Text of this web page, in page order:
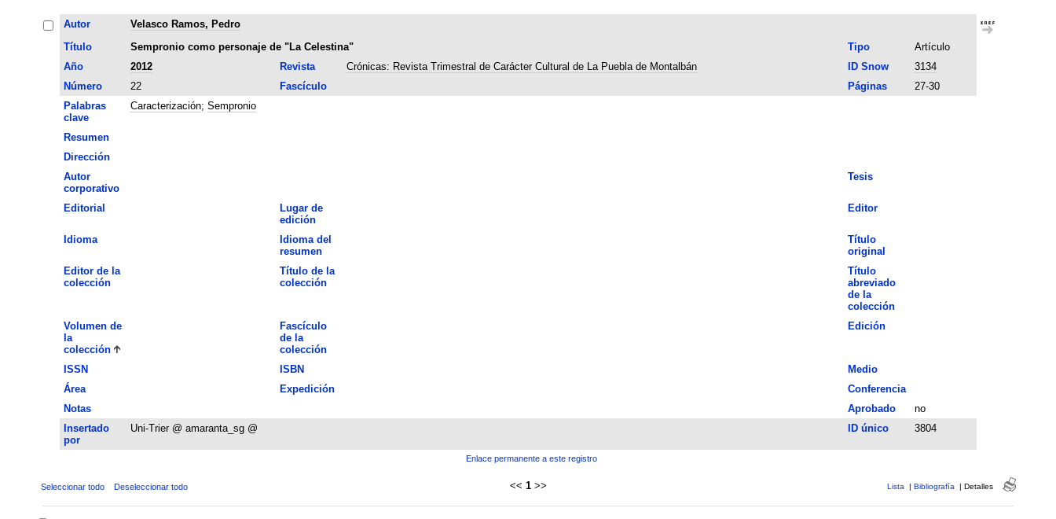
Autor
Velasco Ramos, Pedro
Título
Sempronio como personaje de "La Celestina" Tipo
Artículo
Año
2012 Revista Crónicas: Revista Trimestral de Carácter Cultural de La Puebla de Montalbán ID Snow
3134
Número
22 Fascículo Páginas
27-30
Palabras
clave
Caracterización; Sempronio
Resumen
Dirección
Autor
corporativo
Tesis
Editorial
Lugar de
edición
Editor
Idioma
Idioma del
resumen
Título
original
Editor de la
colección
Título de la
colección
Título
abreviado
de la
colección
Volumen de
la
colección
Fascículo
de la
colección
Edición
ISSN ISBN
Medio
Área
Expedición
Conferencia
Notas
Aprobado
no
Insertado
por
Uni-Trier @ amaranta_sg @ ID único 3804
Enlace permanente a este registro
Seleccionar todo Deseleccionar todo << 1 >> Lista | Bibliografía | Detalles